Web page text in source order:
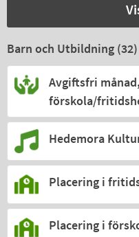
Barn och Utbildning (32)
Avgiftsfri månad,
förskola/
Hedemora
Placering i
Placering i